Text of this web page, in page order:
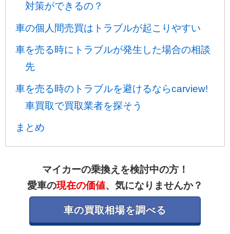
対策ができるの？
車の個人間売買はトラブルが起こりやすい
車を売る時にトラブルが発生した場合の相談
先
車を売る時のトラブルを避けるならcarview!
車買取で買取業者を探そう
まとめ
マイカーの乗換えを検討中の方！
愛車の現在の価値、気になりませんか？
車の買取相場を調べる